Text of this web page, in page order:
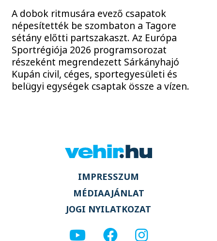
A dobok ritmusára evező csapatok
népesítették be szombaton a Tagore
sétány előtti partszakaszt. Az Európa
Sportrégiója 2026 programsorozat
részeként megrendezett Sárkányhajó
Kupán civil, céges, sportegyesületi és
belügyi egységek csaptak össze a vízen.
IMPRESSZUM
MÉDIAAJÁNLAT
JOGI NYILATKOZAT